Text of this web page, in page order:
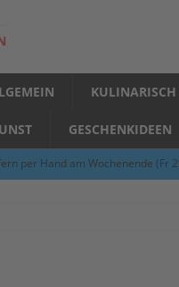
GESCHENKIDEEN
per Hand am Wochenende (Fr
– Schnupperkurse an der